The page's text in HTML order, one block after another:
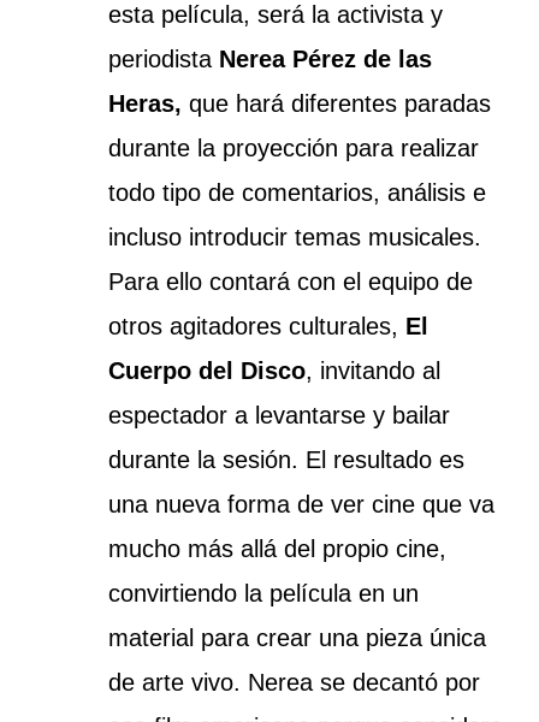
esta película, será la activista y
periodista Nerea Pérez de las
Heras, que hará diferentes paradas
durante la proyección para realizar
todo tipo de comentarios, análisis e
incluso introducir temas musicales.
Para ello contará con el equipo de
otros agitadores culturales, El
Cuerpo del Disco, invitando al
espectador a levantarse y bailar
durante la sesión. El resultado es
una nueva forma de ver cine que va
mucho más allá del propio cine,
convirtiendo la película en un
material para crear una pieza única
de arte vivo. Nerea se decantó por